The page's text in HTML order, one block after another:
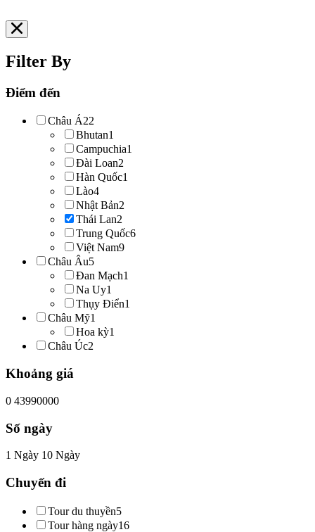
Filter By
Điểm đến
Châu Á22
Bhutan1
Campuchia1
Đài Loan2
Hàn Quốc1
Lào4
Nhật Bản2
Thái Lan2
Trung Quốc6
Việt Nam9
Châu Âu5
Đan Mạch1
Na Uy1
Thụy Điển1
Châu Mỹ1
Hoa kỳ1
Châu Úc2
Khoảng giá
0 43990000
Số ngày
1 Ngày 10 Ngày
Chuyến đi
Tour du thuyền5
Tour hàng ngày16